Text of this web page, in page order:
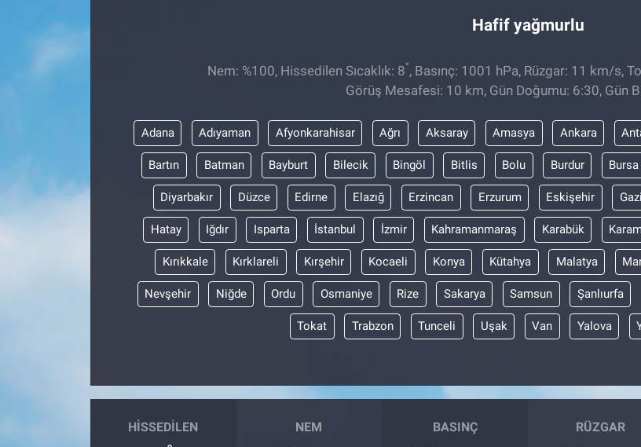
Hafif yağmurlu
Nem: %100, Hissedilen Sıcaklık: 8°, Basınç: 1001 hPa, Rüzgar: 11 km/s,
Görüş Mesafesi: 10 km, Gün Doğumu: 6:30, Gün
Adana Adıyaman Afyonkarahisar Ağrı Aksaray Amasya Ankara
Bartın Batman Bayburt Bilecik Bingöl Bitlis Bolu Burdur Bursa
Diyarbakır Düzce Edirne Elazığ Erzincan Erzurum Eskişehir
Hatay Iğdır Isparta İstanbul İzmir Kahramanmaraş Karabük
Kırıkkale Kırklareli Kırşehir Kocaeli Konya Kütahya Malatya
Nevşehir Niğde Ordu Osmaniye Rize Sakarya Samsun Şanlıurfa
Tokat Trabzon Tunceli Uşak Van Yalova
HISSEDILEN NEM BASINÇ RÜZGAR
Sağlıklı Yaşam